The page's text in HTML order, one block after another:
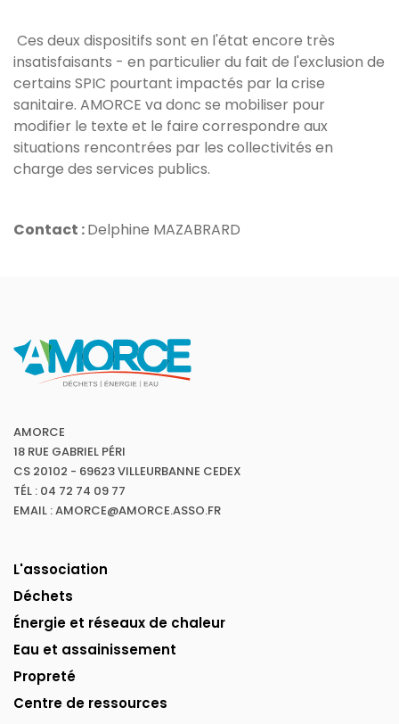
Ces deux dispositifs sont en l'état encore très
insatisfaisants - en particulier du fait de l'exclusion de
certains SPIC pourtant impactés par la crise
sanitaire. AMORCE va donc se mobiliser pour
modifier le texte et le faire correspondre aux
situations rencontrées par les collectivités en
charge des services publics.
Contact :Delphine MAZABRARD
AMORCE
18 RUE GABRIEL PÉRI
CS 20102 - 69623 VILLEURBANNE CEDEX
TÉL : 04 72 74 09 77
EMAIL : AMORCE@AMORCE.ASSO.FR
L'association
Déchets
Énergie et réseaux de chaleur
Eau et assainissement
Propreté
Centre de ressources